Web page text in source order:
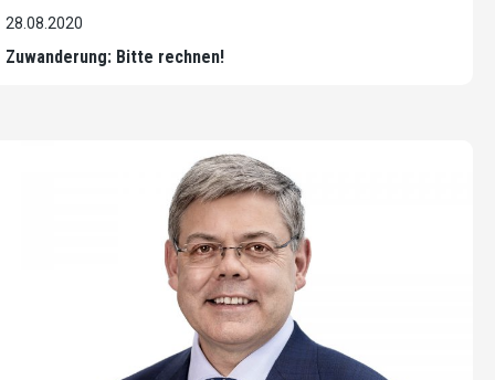
28.08.2020
Zuwanderung: Bitte rechnen!